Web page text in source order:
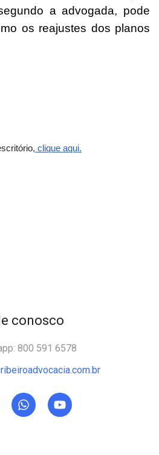
a advogada, pode
os reajustes dos planos
clique aqui.
conosco
800 591 6578